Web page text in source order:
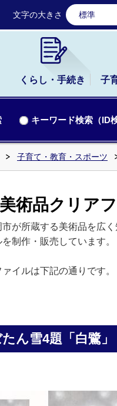
石岡市
文字の大きさ 標準
くらし・手続き 子
キーワード検索（ID
子育て・教育・スポーツ
術品クリア
が所蔵する美術品を広
制作・販売しています。
イルは下記の通りです。
たん雪4題「白鷺